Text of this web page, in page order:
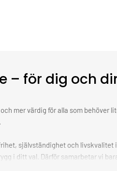
– för dig och
mer värdig för alla som
självständighet och
i ditt val. Därför samarbetar vi